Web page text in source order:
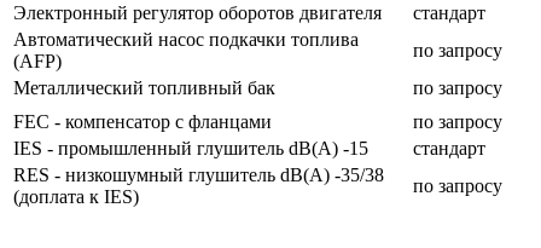
Электронный регулятор оборотов двигателя
стандарт
Автоматический насос подкачки топлива
(AFP)
по запросу
Металлический топливный бак
по запросу
FEC - компенсатор с фланцами
по запросу
IES - промышленный глушитель dB(A) -15
стандарт
RES - низкошумный глушитель dB(A) -35/38
(доплата к IES)
по запросу